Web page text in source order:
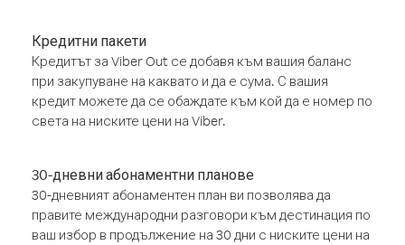
Кредитни пакети
Кредитът за Viber Out се добавя към вашия баланс
при закупуване на каквато и да е сума. С вашия
кредит можете да се обаждате към кой да е номер по
света на ниските цени на Viber.
30-дневни абонаментни планове
30-дневният абонаментен план ви позволява да
правите международни разговори към дестинация по
ваш избор в продължение на 30 дни с ниските цени на